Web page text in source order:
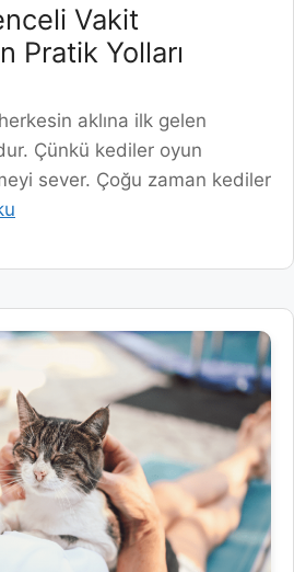
Vakit
Pratik Yolları
aklına ilk gelen
Çünkü kediler oyun
sever. Çoğu zaman kediler